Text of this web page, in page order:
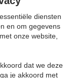
diensten
en om gegevens
onze website,
dat we deze
je akkoord met